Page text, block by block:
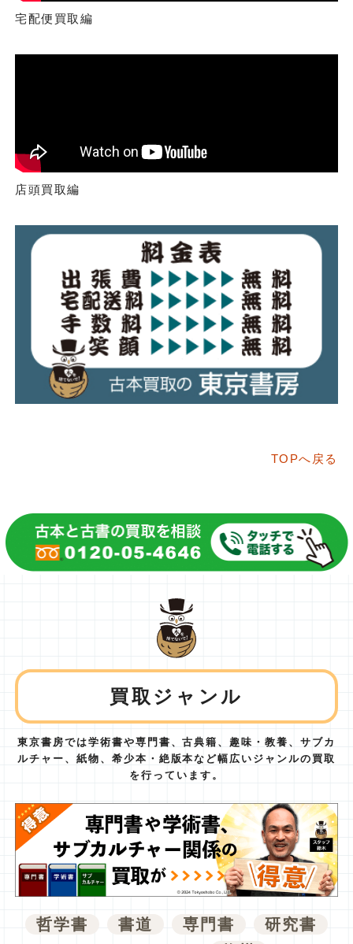
宅配便買取編
店頭買取編
TOPへ戻る
買取ジャンル
東京書房では学術書や専門書、古典籍、趣味・教養、サブカ
ルチャー、紙物、 希少本・絶版本など幅広いジャンルの買取
を行っています。
哲学書 書道 専門書
研究書